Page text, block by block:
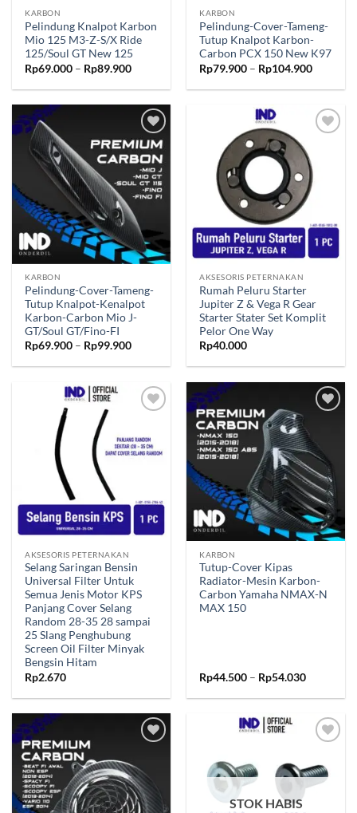
KARBON
Pelindung Knalpot Karbon
Mio 125 M3-Z-S/X Ride
125/Soul GT New 125
Rp69.000 – Rp89.900Rentang
Rp69.000
Rp89.900
KARBON
Pelindung-Cover-Tameng-
Tutup Knalpot Karbon-
Carbon PCX 150 New K97
Rp79.900 – Rp104.900Rentang
Tambahkan
ke Wishlist
KARBON
Pelindung-Cover-Tameng-
Tutup Knalpot-Kenalpot
Karbon-Carbon Mio J-
GT/Soul GT/Fino-FI
Rp69.900 – Rp99.900Rentang
Rp69.900
Rp99.900
Tambahkan
ke Wishlist
AKSESORIS PETERNAKAN
Rumah Peluru Starter
Jupiter Z & Vega R Gear
Starter Stater Set Komplit
Pelor One Way
Rp40.000
AKSESORIS PETERNAKAN
Selang Saringan Bensin
Universal Filter Untuk
Semua Jenis Motor KPS
Panjang Cover Selang
Random 28-35 28 sampai
25 Slang Penghubung
Screen Oil Filter Minyak
Bengsin Hitam
Rp2.670
Tambahkan
ke Wishlist
KARBON
Tutup-Cover Kipas
Radiator-Mesin Karbon-
Carbon Yamaha NMAX-N
MAX 150
Rp44.500 – Rp54.030Rentang
Rp44.500
Rp54.030
ke Wishlist
ke Wishlist
STOK HABIS